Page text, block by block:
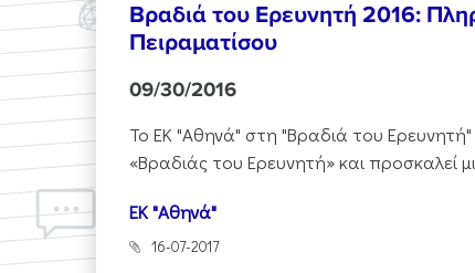
Βραδιά του Ερευνητή 2016:
Πειραματίσου
09/30/2016
Το ΕΚ "Αθηνά" στη "Βραδιά του Ερευνητή"
«Βραδιάς του Ερευνητή» και προσκαλεί
ΕΚ "Αθηνά"
16-07-2017